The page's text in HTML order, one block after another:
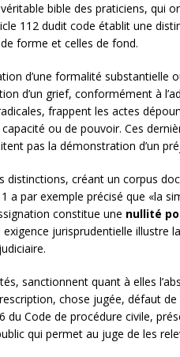
bible des praticiens, qui
112 dudit code établit une
forme et celles de fond.
d’une formalité substantielle
d’un grief, conformément à
frappent les actes
ou de pouvoir. Ces
pas la démonstration d’un
créant un corpus
a par exemple précisé que «la
constitue une nullité
jurisprudentielle illustre
sanctionnent quant à elles
chose jugée, défaut de
Code de procédure civile,
qui permet au juge de les